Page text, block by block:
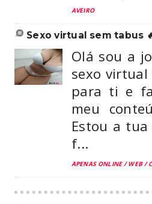
AVEIRO
sexo virtual sem tabus
Olá sou a
sexo
para ti e
meu
Estou a
f...
APENAS ONLINE / WEB /